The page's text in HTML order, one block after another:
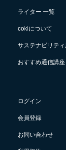
ライター 一覧
cokiについて
サステナビリテ
おすすめ通信講
ログイン
会員登録
お問い合わせ